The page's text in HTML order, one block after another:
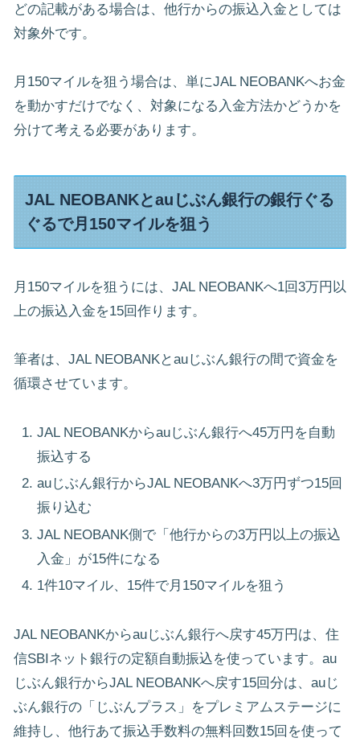
どの記載がある場合は、他行からの振込入金としては
対象外です。
月150マイルを狙う場合は、単にJAL NEOBANKへお金
を動かすだけでなく、対象になる入金方法かどうかを
分けて考える必要があります。
JAL NEOBANKとauじぶん銀行の銀行ぐる
ぐるで月150マイルを狙う
月150マイルを狙うには、JAL NEOBANKへ1回3万円以
上の振込入金を15回作ります。
筆者は、JAL NEOBANKとauじぶん銀行の間で資金を
循環させています。
JAL NEOBANKからauじぶん銀行へ45万円を自動
振込する
auじぶん銀行からJAL NEOBANKへ3万円ずつ15回
振り込む
JAL NEOBANK側で「他行からの3万円以上の振込
入金」が15件になる
1件10マイル、15件で月150マイルを狙う
JAL NEOBANKからauじぶん銀行へ戻す45万円は、住
信SBIネット銀行の定額自動振込を使っています。au
じぶん銀行からJAL NEOBANKへ戻す15回分は、auじ
ぶん銀行の「じぶんプラス」をプレミアムステージに
維持し、他行あて振込手数料の無料回数15回を使って